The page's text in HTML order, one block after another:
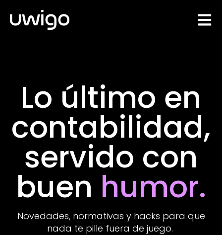
Lo último en
contabilidad,
servido con
buen humor.
Novedades, normativas y hacks para que
nada te pille fuera de juego.